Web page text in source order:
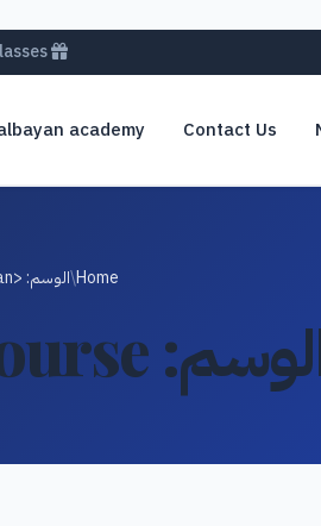
Contact Us
academy
Home
/الوسم: <span>Online Arabic Course</span>